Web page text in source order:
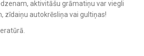
aktivitāšu grāmatiņu var viegli
zīdaiņu autokrēsliņa vai gultiņas!